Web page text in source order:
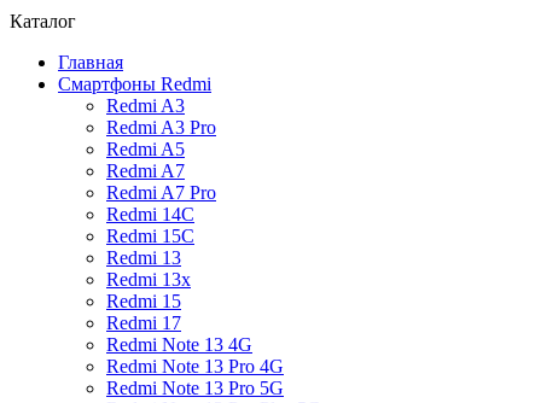
Каталог
Главная
Смартфоны Redmi
Redmi A3
Redmi A3 Pro
Redmi A5
Redmi A7
Redmi A7 Pro
Redmi 14C
Redmi 15C
Redmi 13
Redmi 13x
Redmi 15
Redmi 17
Redmi Note 13 4G
Redmi Note 13 Pro 4G
Redmi Note 13 Pro 5G